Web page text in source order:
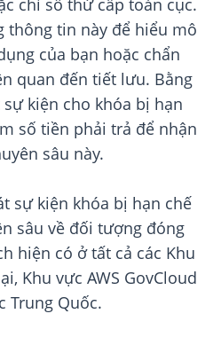
chỉ số thứ cấp toàn cục.
thông tin này để hiểu mô
của bạn hoặc chẩn
quan đến tiết lưu. Bằng
kiện cho khóa bị hạn
số tiền phải trả để nhận
sâu này.
sự kiện khóa bị hạn chế
sâu về đối tượng đóng
hiện có ở tất cả các Khu
Khu vực AWS GovCloud
Trung Quốc.